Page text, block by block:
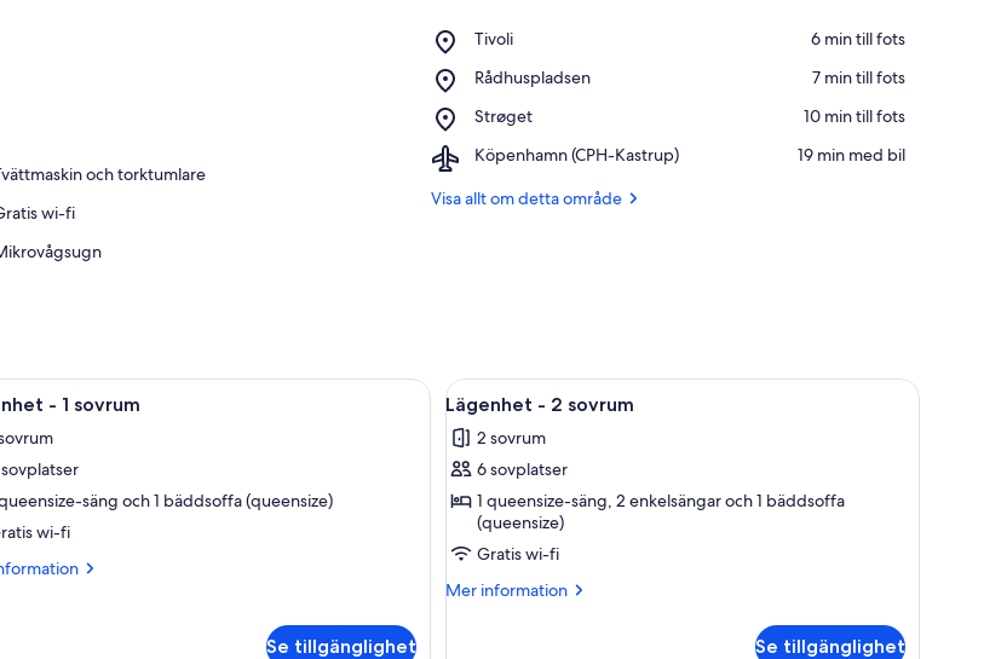
och torktumlare
wi-fi
Tivoli
Place,
‪6 min till fots‬
Rådhuspladsen
Place,
‪7 min till fots‬
Strøget
Place,
‪10 min till fots‬
Köpenhamn (CPH-Kastrup)
Airport,
(CPH-
‪19 min med bil‬
Visa allt om detta område
soffbord i glas, ett litet sidobord med en vas med blommor, en säng med vita sängkläder och en väggmålning som föreställer en berg- och
Ett modernt hotellrum med en säng, en soffa, ett matbord och en väggmålning som föreställer en klassisk bil.
- 1 sovrum
säng och 1 bäddsoffa (queensize)
wi-fi
Se tillgänglighet
Öppna
alla
foton
för
Lägenhet
2
sovrum
Ett modernt hotellrum med ett litet kök, en
8
Lägenhet - 2 sovrum
2 sovrum
6 sovplatser
1 queensize-säng, 2 enkelsängar och 1 bäddsoffa
(queensize)
Gratis wi-fi
Mer information
Mer
Se tillgänglighet